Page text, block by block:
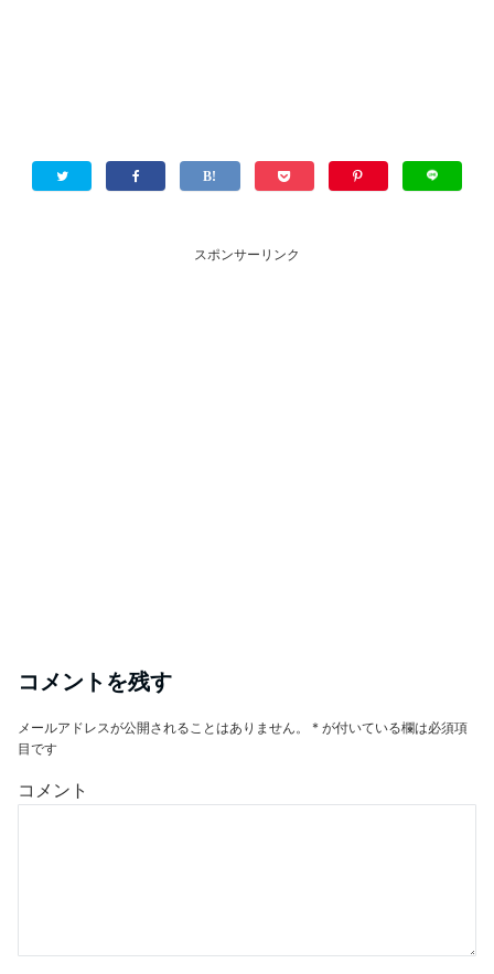
スポンサーリンク
コメントを残す
メールアドレスが公開されることはありません。 * が付いている欄は必須項
目です
コメント